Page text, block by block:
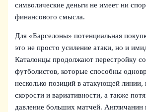
символические деньги не имеет ни
финансового смысла.
Для «Барселоны» потенциальная
это не просто усиление атаки, но и
Каталонцы продолжают перестройку
футболистов, которые способны
несколько позиций в атакующей линии,
скорости и вариативности, а также
давление больших матчей. Англичанин